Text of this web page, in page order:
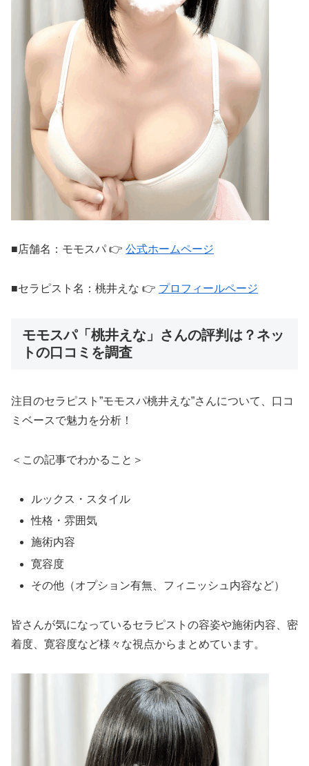
■店舗名：モモスパ 👉 公式ホームページ
■セラピスト名：桃井えな 👉 プロフィールページ
モモスパ「桃井えな」さんの評判は？ネッ
トの口コミを調査
注目のセラピスト”モモスパ桃井えな”さんについて、口コ
ミベースで魅力を分析！
＜この記事でわかること＞
ルックス・スタイル
性格・雰囲気
施術内容
寛容度
その他（オプション有無、フィニッシュ内容など）
皆さんが気になっているセラピストの容姿や施術内容、密
着度、寛容度など様々な視点からまとめています。